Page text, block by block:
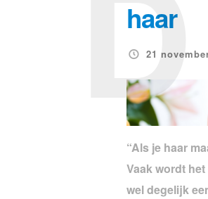
haar
21
“Als je haar
Vaak wordt
wel degelijk